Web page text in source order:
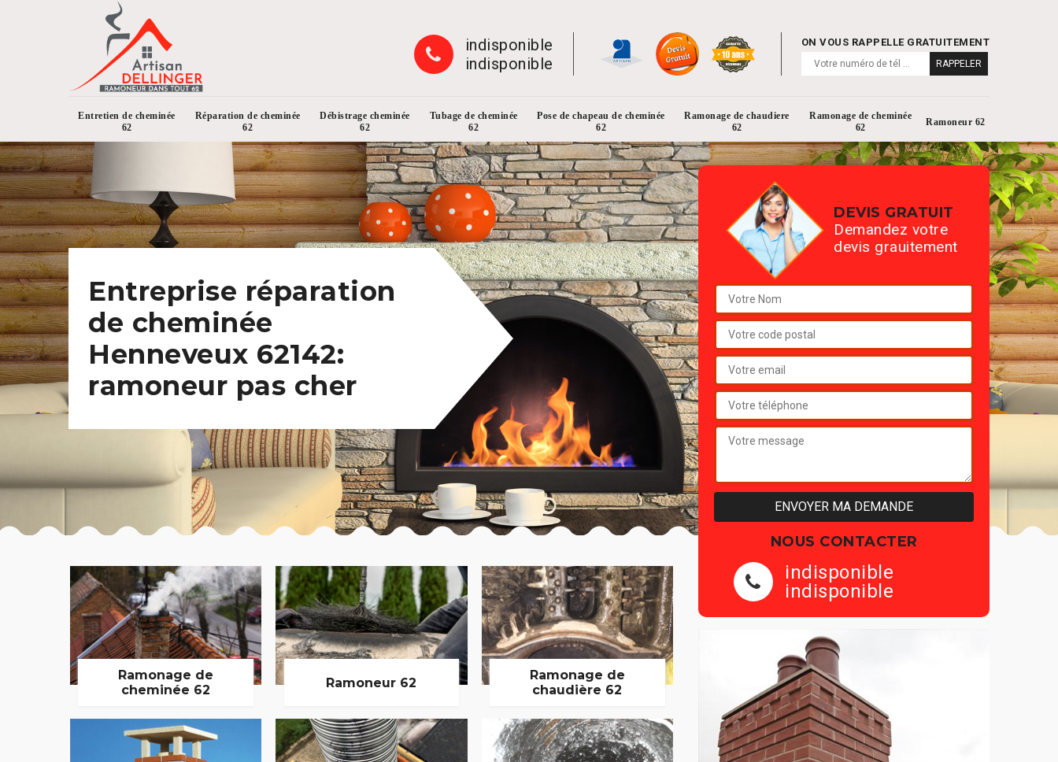
indisponible
indisponible
ON VOUS RAPPELLE GRATUITEMENT
Entretien de cheminée
62
Réparation de cheminée
62
Débistrage cheminée
62
Tubage de cheminée
62
Pose de chapeau de cheminée
62
Ramonage de chaudiere
62
Ramonage de cheminée
62
Ramoneur 62
Entreprise réparation
de cheminée
Henneveux 62142:
ramoneur pas cher
Ramonage de
cheminée 62
Ramoneur 62
Ramonage de
chaudière 62
DEVIS GRATUIT
Demandez votre
devis grauitement
NOUS CONTACTER
indisponible
indisponible